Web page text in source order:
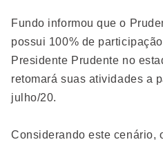
Fundo informou que o
possui 100% de
Presidente Prudente no
retomará suas atividades a
julho/20.
Considerando este cenário,